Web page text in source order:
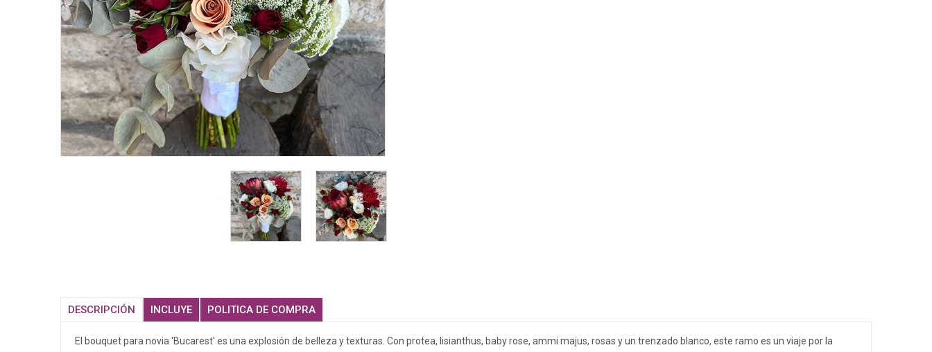
DESCRIPCIÓN INCLUYE POLITICA DE COMPRA
El bouquet para novia 'Bucarest' es una explosión de belleza y texturas. Con protea, lisianthus, baby rose, ammi majus, rosas y un trenzado blanco, este ramo es un viaje por la